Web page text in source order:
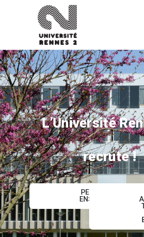
L’Université
recrute !
PERSONNELS
ENSEIGNANTS